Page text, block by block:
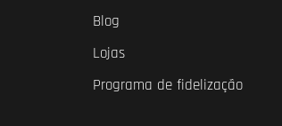
Blog
Lojas
Programa de fidelização